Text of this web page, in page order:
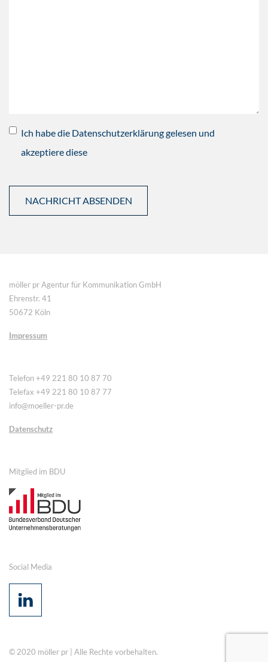
Ich habe die Datenschutzerklärung gelesen und
akzeptiere diese
möller pr Agentur für Kommunikation GmbH
Ehrenstr. 41
50672 Köln
Impressum
Telefon +49 221 80 10 87 70
Telefax +49 221 80 10 87 77
info@moeller-pr.de
Datenschutz
Mitglied im BDU
Social Media
© 2020 möller pr | Alle Rechte vorbehalten.